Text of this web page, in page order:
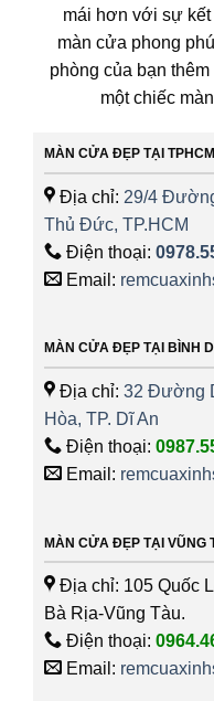
mái hơn với sự
màn cửa phong
phòng của bạn
một chiếc
MÀN CỬA ĐẸP TẠI TPHCM
Địa chỉ: 29/4
Thủ Đức, TP.HCM
Điện thoại:
Email:
MÀN CỬA ĐẸP TẠI BÌNH
Địa chỉ: 32 Đường
Hòa, TP. Dĩ An
Điện thoại:
Email:
MÀN CỬA ĐẸP TẠI VŨNG
Địa chỉ: 105 Quốc
Bà Rịa-Vũng Tàu.
Điện thoại:
Email: